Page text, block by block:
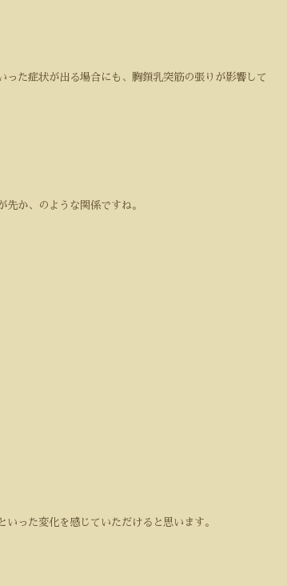
た症状が出る場合にも、胸鎖乳突筋の張りが影響して
か、のような関係ですね。
った変化を感じていただけると思います。